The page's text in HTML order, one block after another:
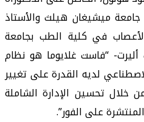
ميشيغان هيلث والأستاذ
في كلية الطب بجامعة
“فاست غلايوما هو نظام
لديه القدرة على تغيير
خلال تحسين الإدارة الشاملة
على الفور”.